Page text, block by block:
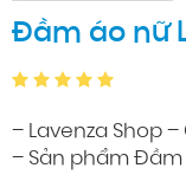
Đầm áo nữ
– Lavenza Shop
– Sản phẩm Đầm